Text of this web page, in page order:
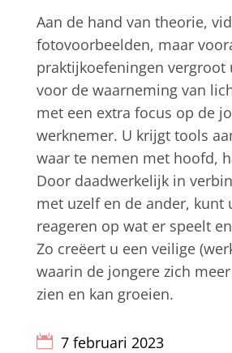
Aan de hand van theorie,
fotovoorbeelden, maar
praktijkoefeningen vergroot
voor de waarneming van
met een extra focus op de
werknemer. U krijgt tools
waar te nemen met hoofd,
Door daadwerkelijk in
met uzelf en de ander, kunt
reageren op wat er speelt
Zo creëert u een veilige
waarin de jongere zich
zien en kan groeien.
7 februari 2023